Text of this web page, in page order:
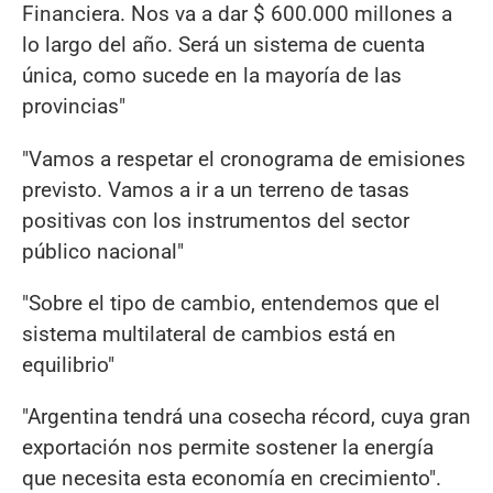
Financiera. Nos va a dar $ 600.000 millones a
lo largo del año. Será un sistema de cuenta
única, como sucede en la mayoría de las
provincias"
"Vamos a respetar el cronograma de emisiones
previsto. Vamos a ir a un terreno de tasas
positivas con los instrumentos del sector
público nacional"
"Sobre el tipo de cambio, entendemos que el
sistema multilateral de cambios está en
equilibrio"
"Argentina tendrá una cosecha récord, cuya gran
exportación nos permite sostener la energía
que necesita esta economía en crecimiento".